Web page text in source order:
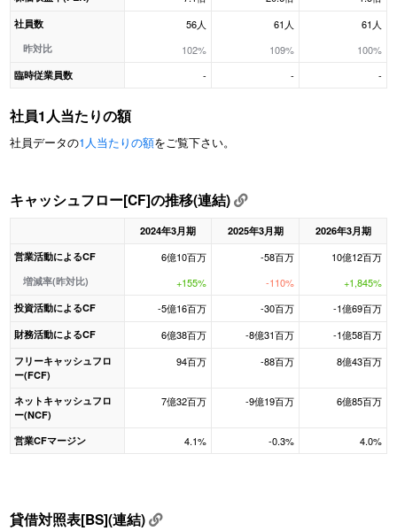
社員数
昨対比
56人
102%
61人
109%
61人
100%
臨時従業員数 - - -
社員1人当たりの額
社員データの1人当たりの額をご覧下さい。
キャッシュフロー[CF]の推移(連結)
2024年3月期 2025年3月期
2026年3月期
営業活動によるCF
増減率(昨対比)
6億10百万
+155%
-58百万
-110%
10億12百万
+1,845%
投資活動によるCF -5億16百万 -30百万 -1億69百万
財務活動によるCF 6億38百万 -8億31百万 -1億58百万
フリーキャッシュフロ
ー(FCF)
94百万 -88百万 8億43百万
ネットキャッシュフロ
ー(NCF)
7億32百万 -9億19百万 6億85百万
営業CFマージン 4.1% -0.3% 4.0%
貸借対照表[BS](連結)